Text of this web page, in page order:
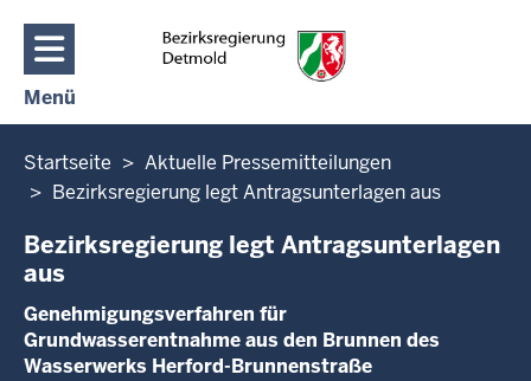
Direkt zum Inhalt
Menü
Sie
befinden
hier
Startseite
Aktuelle Pressemitteilungen
Bezirksregierung legt Antragsunterlagen aus
Bezirksregierung legt Antragsunterlagen
aus
Genehmigungsverfahren für
Grundwasserentnahme aus den Brunnen des
Wasserwerks Herford-Brunnenstraße